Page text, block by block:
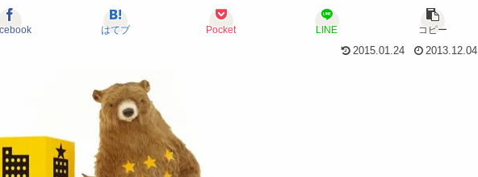
はてブ Pocket LINE
コピー
2015.01.24
2013.12.04